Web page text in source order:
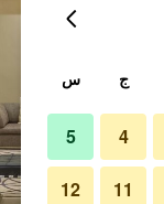
ج س
4
5
11
12